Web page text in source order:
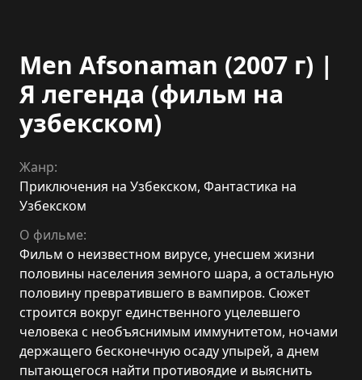
Men Afsonaman (2007 г) |
Я легенда (фильм на
узбекском)
Жанр:
Приключения на Узбекском, Фантастика на
Узбекском
О фильме:
Фильм о неизвестном вирусе, унесшем жизни
половины населения земного шара, а остальную
половину превратившего в вампиров. Сюжет
строится вокруг единственного уцелевшего
человека с необъяснимым иммунитетом, ночами
держащего бесконечную осаду упырей, а днем
пытающегося найти противоядие и выяснить